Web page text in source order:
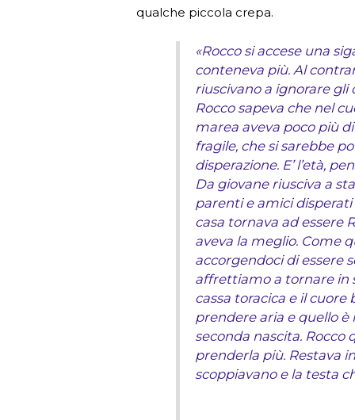
qualche piccola crepa.
«Rocco si accese una
conteneva più. Al
riuscivano a ignorare gli
Rocco sapeva che nel
marea aveva poco più
fragile, che si sarebbe
disperazione. E’ l’età,
Da giovane riusciva a
parenti e amici
casa tornava ad essere
aveva la meglio. Come
accorgendoci di essere
affrettiamo a tornare in
cassa toracica e il
prendere aria e quello
seconda nascita. Rocco
prenderla più. Restava
scoppiavano e la testa